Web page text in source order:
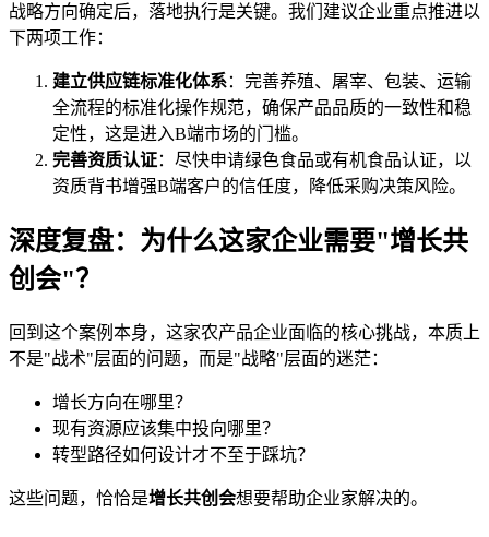
战略方向确定后，落地执行是关键。我们建议企业重点推进以
下两项工作：
建立供应链标准化体系：完善养殖、屠宰、包装、运输
全流程的标准化操作规范，确保产品品质的一致性和稳
定性，这是进入B端市场的门槛。
完善资质认证：尽快申请绿色食品或有机食品认证，以
资质背书增强B端客户的信任度，降低采购决策风险。
深度复盘：为什么这家企业需要"增长共
创会"？
回到这个案例本身，这家农产品企业面临的核心挑战，本质上
不是"战术"层面的问题，而是"战略"层面的迷茫：
增长方向在哪里？
现有资源应该集中投向哪里？
转型路径如何设计才不至于踩坑？
这些问题，恰恰是增长共创会想要帮助企业家解决的。